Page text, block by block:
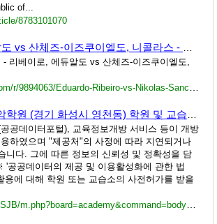
of...
8783101070
- 리베이로, 에듀알도 vs 산체즈-이즈쿠이엘도,
공데이터포털), 교육정보개방 서비스 등이 개방
하였으며 "제공처"의 사정에 따라 지연되거나
니다. 그에 따른 정보의 신뢰성 및 정확성을 담
공공데이터의 제공 및 이용활성화에 관한 법
용에 대해 학원 또는 교습소의 사전허가를 받을